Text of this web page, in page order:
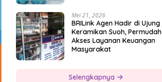
Mei 21, 2026
BRILink Agen Hadir di Ujung
Keramikan Suoh, Permudah
Akses Layanan Keuangan
Masyarakat
Selengkapnya